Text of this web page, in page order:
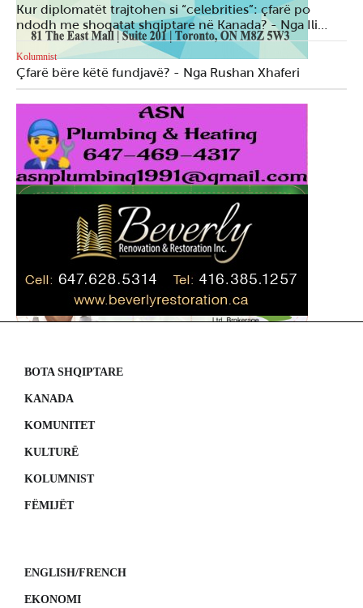
Kur diplomatët trajtohen si “celebrities”: çfarë po
ndodh me shoqatat shqiptare në Kanada? - Nga Ili…
Kolumnist
Çfarë bëre këtë fundjavë? - Nga Rushan Xhaferi
BOTA SHQIPTARE
KANADA
KOMUNITET
KULTURË
KOLUMNIST
FËMIJËT
ENGLISH/FRENCH
EKONOMI